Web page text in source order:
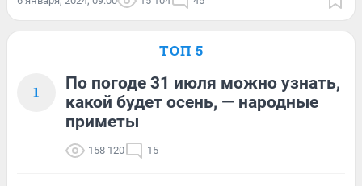
ТОП 5
1
По погоде 31 июля можно узнать,
какой будет осень, — народные
приметы
158 120 15